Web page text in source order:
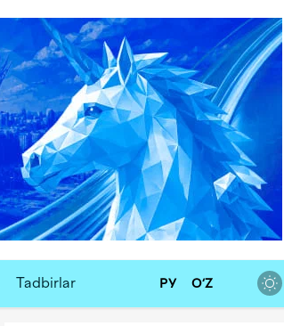
Tadbirlar РУ O‘Z
Reklama Media-to‘plam Aloqa